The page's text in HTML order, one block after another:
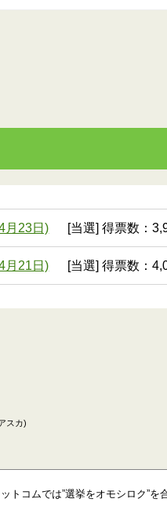
月23日) [当選] 得票数：
月21日) [当選] 得票数：
スカ)
トコムでは”選挙をオモシロク”